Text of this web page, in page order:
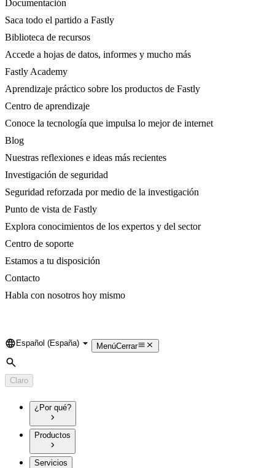
Documentación
Saca todo el partido a Fastly
Biblioteca de recursos
Accede a hojas de datos, informes y mucho más
Fastly Academy
Aprendizaje práctico sobre los productos de Fastly
Centro de aprendizaje
Conoce la tecnología que impulsa lo mejor de internet
Blog
Nuestras reflexiones e ideas más recientes
Investigación de seguridad
Seguridad reforzada por medio de la investigación
Punto de vista de Fastly
Explora conocimientos de los expertos y del sector
Centro de soporte
Estamos a tu disposición
Contacto
Habla con nosotros hoy mismo
Language
Español (España) MenúCerrar
Búsqueda
Claro
¿Por qué?
Productos
Servicios